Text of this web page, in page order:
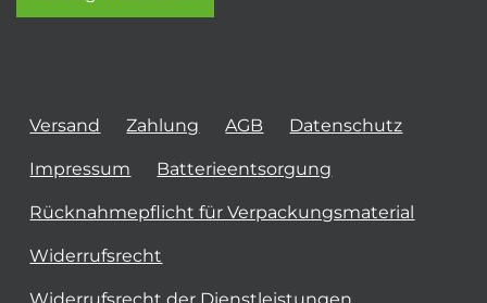
Versand Zahlung AGB Datenschutz
Impressum Batterieentsorgung
Rücknahmepflicht für Verpackungsmaterial
Widerrufsrecht